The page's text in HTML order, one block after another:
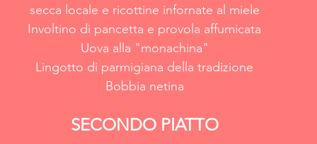
secca locale e ricottine infornate al miele
Involtino di pancetta e provola affumicata
Uova alla "monachina"
Lingotto di parmigiana della tradizione
Bobbia netina
SECONDO PIATTO